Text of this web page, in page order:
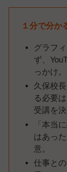
１分で分か
グラフ
ず、
っかけ。
久保校
る必要
受講を決
「本当
はあっ
意。
仕事と